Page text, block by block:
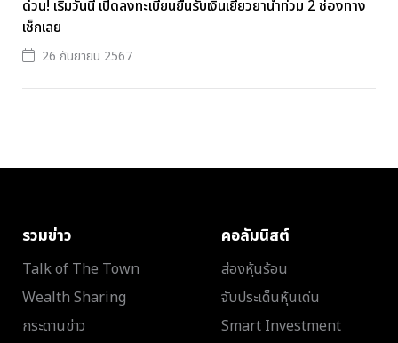
ด่วน! เริ่มวันนี้ เปิดลงทะเบียนยื่นรับเงินเยียวยาน้ำท่วม 2 ช่องทาง
เช็กเลย
26 กันยายน 2567
รวมข่าว
Talk of The Town
Wealth Sharing
กระดานข่าว
คอลัมนิสต์
ส่องหุ้นร้อน
จับประเด็นหุ้นเด่น
Smart Investment